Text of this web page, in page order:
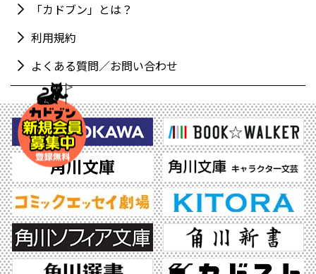
「カドブン」とは？
利用規約
よくある質問／お問い合わせ